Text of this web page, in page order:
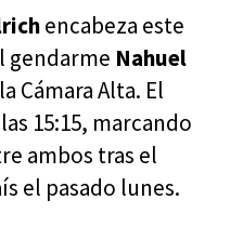
encabeza este
gendarme Nahuel
Cámara Alta. El
15:15, marcando
ambos tras el
el pasado lunes.